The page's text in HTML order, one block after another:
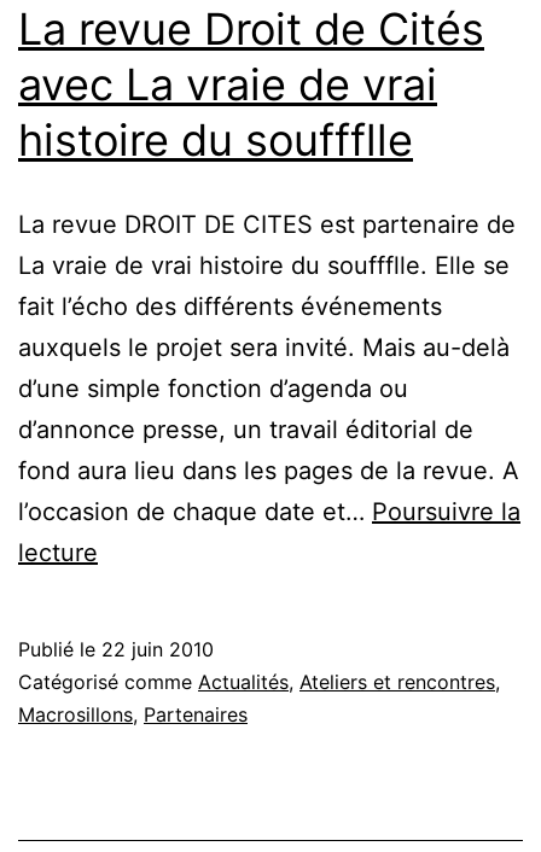
La revue Droit de Cités
avec La vraie de vrai
histoire du souffflle
La revue DROIT DE CITES est partenaire de
La vraie de vrai histoire du souffflle. Elle se
fait l’écho des différents événements
auxquels le projet sera invité. Mais au-delà
d’une simple fonction d’agenda ou
d’annonce presse, un travail éditorial de
fond aura lieu dans les pages de la revue. A
l’occasion de chaque date et… Poursuivre la
lecture
de
Cités
vraie
Publié le 22 juin 2010
Catégorisé comme Actualités, Ateliers et rencontres,
Macrosillons, Partenaires